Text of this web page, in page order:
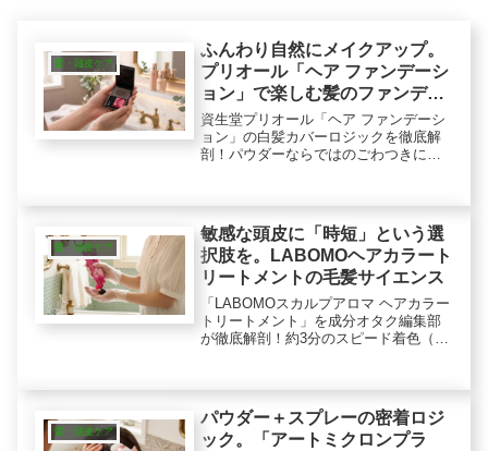
髪・頭皮ケア
ふんわり自然にメイクアップ。
プリオール「ヘア ファンデーシ
ョン」で楽しむ髪のファンデー
ション設計
資生堂プリオール「ヘア ファンデーシ
ョン」の白髪カバーロジックを徹底解
剖！パウダーならではのごわつきにく
説。素髪感を残して自然に隠したい大
人の女性へ。
髪・頭皮ケア
敏感な頭皮に「時短」という選
択肢を。LABOMOヘアカラート
リートメントの毛髪サイエンス
「LABOMOスカルプアロマ ヘアカラー
トリートメント」を成分オタク編集部
が徹底解剖！約3分のスピード着色（髪
コーティング処方による色持ち・ツヤ
髪サポートを解説。
髪・頭皮ケア
パウダー＋スプレーの密着ロジ
ック。「アートミクロンプラ